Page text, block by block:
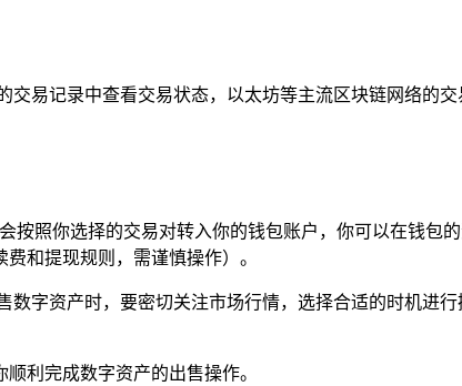
交易记录中查看交易状态，以太坊等主流区块链网络的
按照你选择的交易对转入你的钱包账户，你可以在钱包
和提现规则，需谨慎操作）。
字资产时，要密切关注市场行情，选择合适的时机进
利完成数字资产的出售操作。